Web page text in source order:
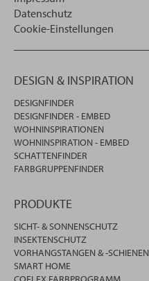
Datenschutz
Cookie-Einstellungen
DESIGN & INSPIRATION
DESIGNFINDER
DESIGNFINDER - EMBED
WOHNINSPIRATIONEN
WOHNINSPIRATION - EMBED
SCHATTENFINDER
FARBGRUPPENFINDER
PRODUKTE
SICHT- & SONNENSCHUTZ
INSEKTENSCHUTZ
VORHANGSTANGEN & -SCHIENEN
SMART HOME